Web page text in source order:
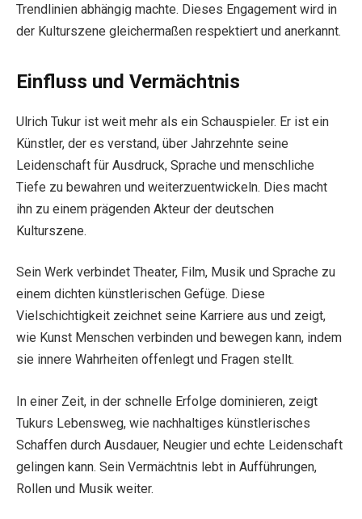
Trendlinien abhängig machte. Dieses Engagement wird in
der Kulturszene gleichermaßen respektiert und anerkannt.
Einfluss und Vermächtnis
Ulrich Tukur ist weit mehr als ein Schauspieler. Er ist ein
Künstler, der es verstand, über Jahrzehnte seine
Leidenschaft für Ausdruck, Sprache und menschliche
Tiefe zu bewahren und weiterzuentwickeln. Dies macht
ihn zu einem prägenden Akteur der deutschen
Kulturszene.
Sein Werk verbindet Theater, Film, Musik und Sprache zu
einem dichten künstlerischen Gefüge. Diese
Vielschichtigkeit zeichnet seine Karriere aus und zeigt,
wie Kunst Menschen verbinden und bewegen kann, indem
sie innere Wahrheiten offenlegt und Fragen stellt.
In einer Zeit, in der schnelle Erfolge dominieren, zeigt
Tukurs Lebensweg, wie nachhaltiges künstlerisches
Schaffen durch Ausdauer, Neugier und echte Leidenschaft
gelingen kann. Sein Vermächtnis lebt in Aufführungen,
Rollen und Musik weiter.